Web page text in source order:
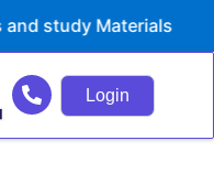
study Materials
Login